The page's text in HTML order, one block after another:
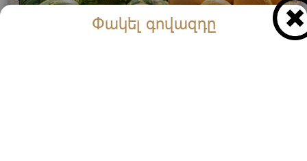
Փակել գովազդը